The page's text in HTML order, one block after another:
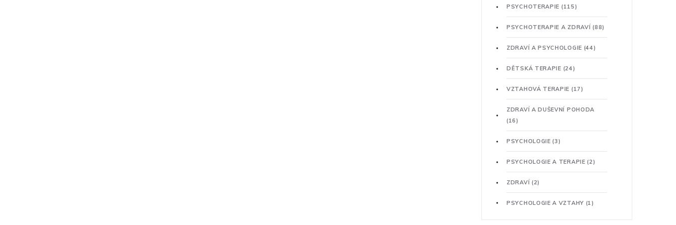
PSYCHOTERAPIE (115)
PSYCHOTERAPIE A ZDRAVÍ(88)
ZDRAVÍ A PSYCHOLOGIE (44)
DĚTSKÁ TERAPIE (24)
VZTAHOVÁ TERAPIE (17)
ZDRAVÍ A DUŠEVNÍ POHODA
(16)
PSYCHOLOGIE(3)
PSYCHOLOGIE A TERAPIE(2)
ZDRAVÍ (2)
PSYCHOLOGIE A VZTAHY (1)